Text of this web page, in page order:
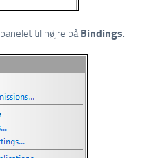
panelet til højre på Bindings